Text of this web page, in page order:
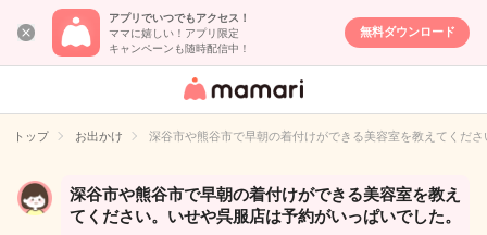
アプリでいつでもアクセス！
ママに嬉しい！アプリ限定
キャンペーンも随時配信中！
無料ダウンロード
女性専用匿名QA
イト
トップ お出かけ 深谷市や熊谷市で早朝の着付けができる美容室を教えてくだ
深谷市や熊谷市で早朝の着付けができる美容室を教え
てください。いせや呉服店は予約がいっぱいでした。